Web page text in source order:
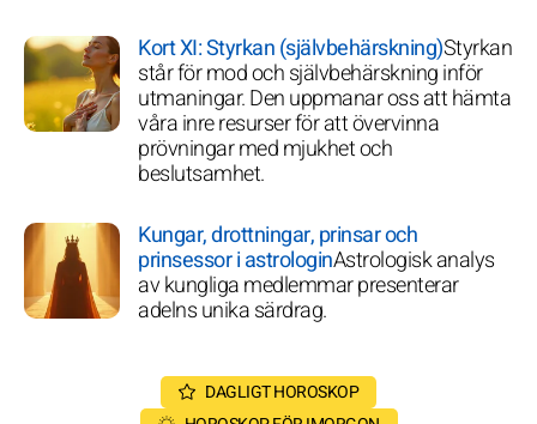
Kort XI: Styrkan (självbehärskning)Styrkan
står för mod och självbehärskning inför
utmaningar. Den uppmanar oss att hämta
våra inre resurser för att övervinna
prövningar med mjukhet och
beslutsamhet.
Kungar, drottningar, prinsar och
prinsessor i astrologinAstrologisk analys
av kungliga medlemmar presenterar
adelns unika särdrag.
DAGLIGT HOROSKOP